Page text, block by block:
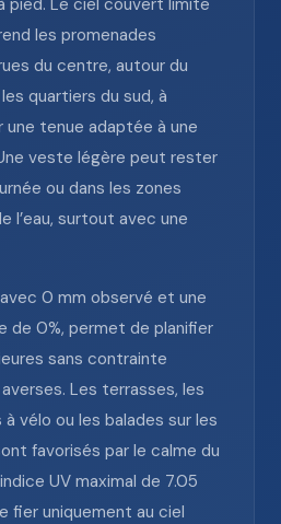
pied. Le ciel couvert limite
les promenades
du centre, autour du
quartiers du sud, à
tenue adaptée à une
veste légère peut rester
ou dans les zones
l’eau, surtout avec une
0 mm observé et une
de 0%, permet de planifier
sans contrainte
Les terrasses, les
vélo ou les balades sur les
favorisés par le calme du
UV maximal de 7.05
fier uniquement au ciel